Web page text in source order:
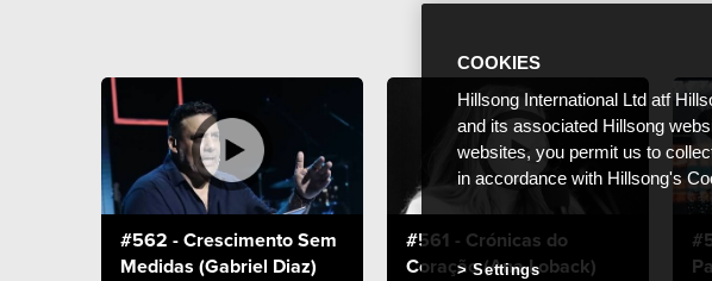
#562 - Crescimento Sem
Medidas (Gabriel Diaz)
#561 - Crónicas do
Coração (Ana Loback)
COOKIES
Hillsong International Ltd atf
and its associated Hillsong
websites, you permit us to
in accordance with Hillsong's
Settings